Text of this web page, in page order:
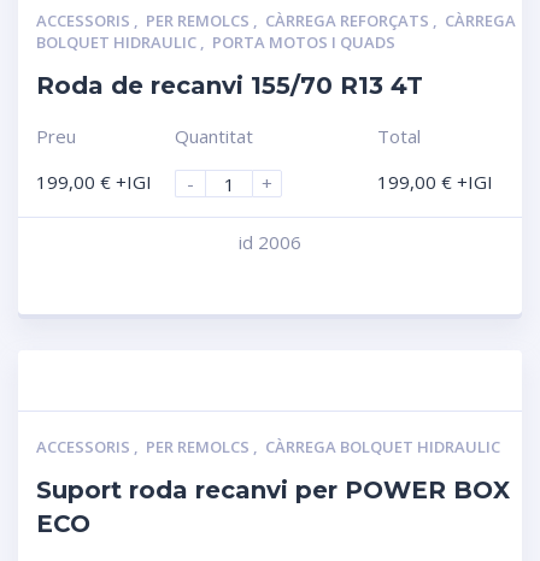
ACCESSORIS , PER REMOLCS , CÀRREGA REFORÇATS , CÀRREGA
BOLQUET HIDRAULIC , PORTA MOTOS I QUADS
Roda de recanvi 155/70 R13 4T
Preu
199,00 € +IGI
Quantitat
-
+
Total
199,00 € +IGI
id 2006
ACCESSORIS , PER REMOLCS , CÀRREGA BOLQUET HIDRAULIC
Suport roda recanvi per POWER BOX
ECO